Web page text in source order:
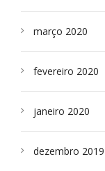
março 2020
fevereiro 2020
janeiro 2020
dezembro 2019